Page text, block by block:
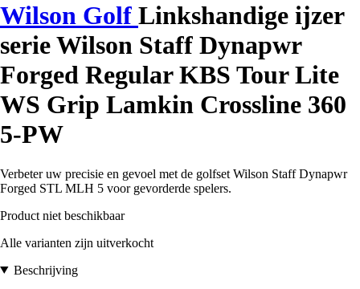
Wilson Golf Linkshandige ijzer
serie Wilson Staff Dynapwr
Forged Regular KBS Tour Lite
WS Grip Lamkin Crossline 360
5-PW
Verbeter uw precisie en gevoel met de golfset Wilson Staff Dynapwr
Forged STL MLH 5 voor gevorderde spelers.
Product niet beschikbaar
Alle varianten zijn uitverkocht
Beschrijving